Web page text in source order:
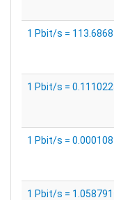
1 Pbit/s =
1 Pbit/s =
1 Pbit/s =
1 Pbit/s =